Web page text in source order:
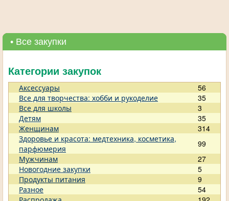
• Все закупки
Категории закупок
Аксессуары
56
Все для творчества: хобби и рукоделие
35
Все для школы
3
Детям
35
Женщинам
314
Здоровье и красота: медтехника, косметика,
парфюмерия
99
Мужчинам
27
Новогодние закупки
5
Продукты питания
9
Разное
54